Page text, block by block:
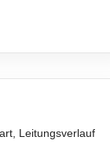
Leitungsverlauf